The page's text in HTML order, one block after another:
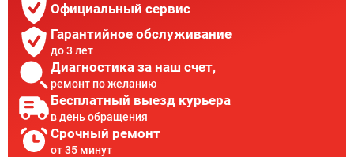
Официальный сервис
Гарантийное обслуживание
до 3 лет
Диагностика за наш счет,
ремонт по желанию
Бесплатный выезд курьера
в день обращения
Срочный ремонт
от 35 минут